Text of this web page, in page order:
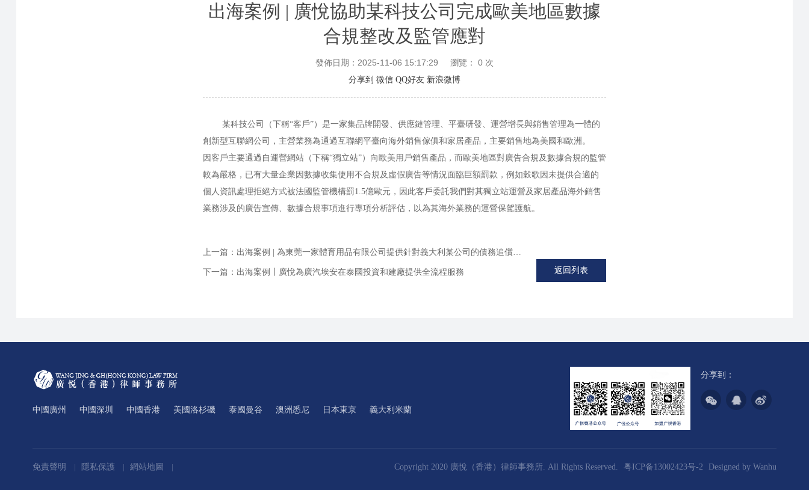
出海案例 | 廣悅協助某科技公司完成歐美地區數據
合規整改及監管應對
發佈日期：2025-11-06 15:17:29 瀏覽： 0 次
分享到 微信 QQ好友 新浪微博
某科技公司（下稱“客戶”）是一家集品牌開發、供應鏈管理、平臺研發、運營增長與銷售管理為一體的
創新型互聯網公司，主營業務為通過互聯網平臺向海外銷售傢俱和家居產品，主要銷售地為美國和歐洲。
因客戶主要通過自運營網站（下稱“獨立站”）向歐美用戶銷售產品，而歐美地區對廣告合規及數據合規的監管
較為嚴格，已有大量企業因數據收集使用不合規及虛假廣告等情況面臨巨額罰款，例如穀歌因未提供合適的
個人資訊處理拒絕方式被法國監管機構罰1.5億歐元，因此客戶委託我們對其獨立站運營及家居產品海外銷售
業務涉及的廣告宣傳、數據合規事項進行專項分析評估，以為其海外業務的運營保駕護航。
返回列表
上一篇： 出海案例 | 為東莞一家體育用品有限公司提供針對義大利某公司的債務追償及信貸回收等相關法律服務
下一篇： 出海案例丨廣悅為廣汽埃安在泰國投資和建廠提供全流程服務
中國廣州 中國深圳 中國香港 美國洛杉磯 泰國曼谷 澳洲悉尼 日本東京 義大利米蘭
分享到：
免責聲明 隱私保護 網站地圖 Copyright 2020 廣悅（香港）律師事務所. All Rights Reserved. 粤ICP备13002423号-2 Designed byWanhu